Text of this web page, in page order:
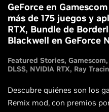
GeForce en
más de 175 juegos y
RTX, Bundle de
Blackwell en GeForce
Featured Stories Gamescom
DLSS NVIDIA RTX Ray
Descubre quiénes son los
Remix mod, con premios